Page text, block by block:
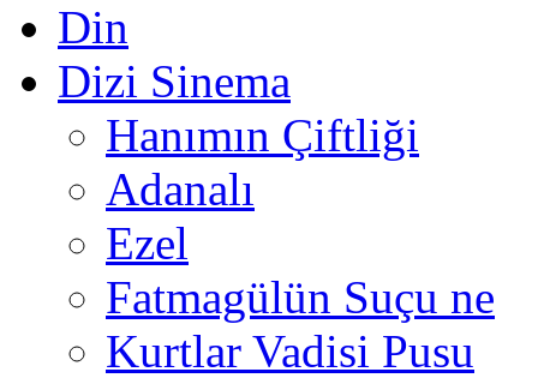
Din
Dizi Sinema
Hanımın Çiftliği
Adanalı
Ezel
Fatmagülün Suçu ne
Kurtlar Vadisi Pusu